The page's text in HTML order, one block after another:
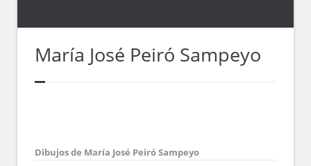
María José Peiró Sampeyo
Dibujos de María José Peiró Sampeyo